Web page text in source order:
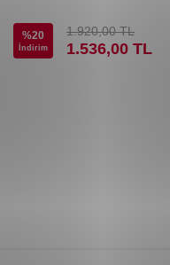
%20
İndirim
1.920,00TL
1.536,00 TL